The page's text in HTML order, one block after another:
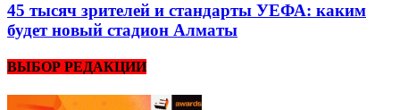
45 тысяч зрителей и стандарты УЕФА: каким
будет новый стадион Алматы
ВЫБОР РЕДАКЦИИ